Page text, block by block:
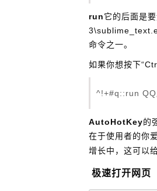
run它的后面是
命令之一。
如果你想按下
^!+#q::run QQ
AutoHotKey的
在于使用者的你
增长中，这可以
极速打开网页